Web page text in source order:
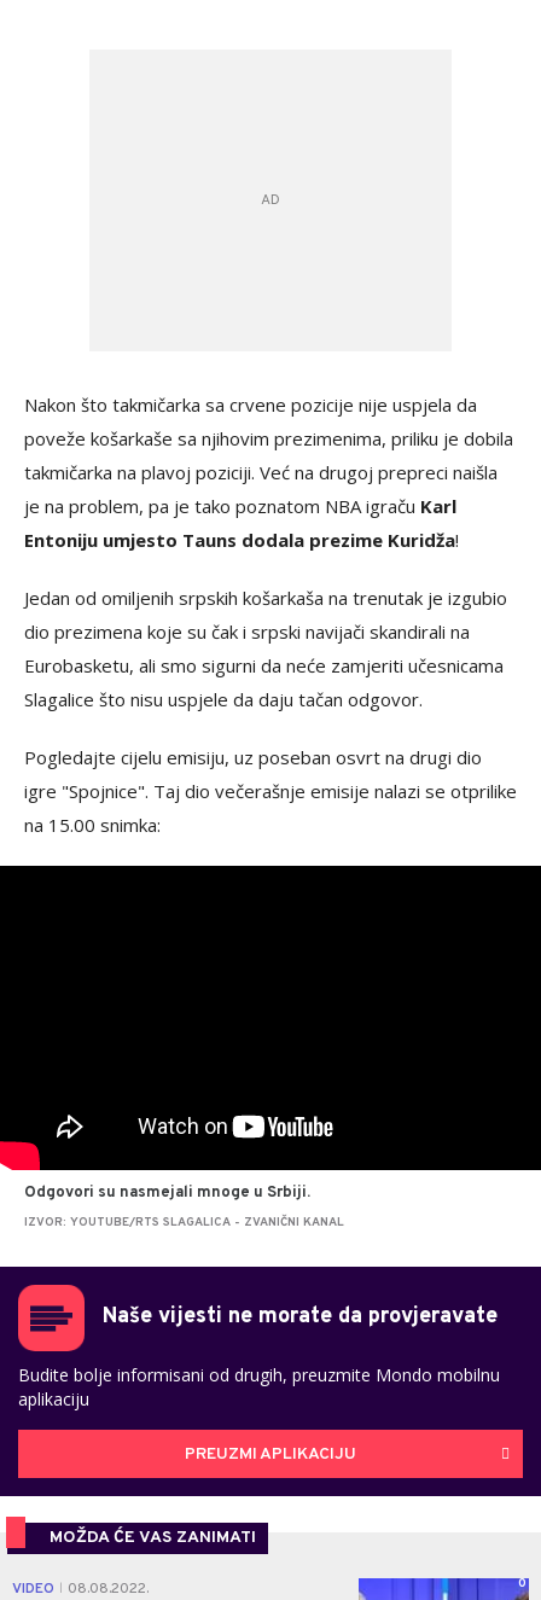
Nakon što takmičarka sa crvene pozicije nije uspjela da
poveže košarkaše sa njihovim prezimenima, priliku je dobila
takmičarka na plavoj poziciji. Već na drugoj prepreci naišla
je na problem, pa je tako poznatom NBA igraču Karl
Entoniju umjesto Tauns dodala prezime Kuridža!
Jedan od omiljenih srpskih košarkaša na trenutak je izgubio
dio prezimena koje su čak i srpski navijači skandirali na
Eurobasketu, ali smo sigurni da neće zamjeriti učesnicama
Slagalice što nisu uspjele da daju tačan odgovor.
Pogledajte cijelu emisiju, uz poseban osvrt na drugi dio
igre "Spojnice". Taj dio večerašnje emisije nalazi se otprilike
na 15.00 snimka:
Odgovori su nasmejali mnoge u Srbiji.
IZVOR: YOUTUBE/RTS SLAGALICA - ZVANIČNI KANAL
Naše vijesti ne morate da provjeravate
Budite bolje informisani od drugih, preuzmite Mondo mobilnu
aplikaciju
PREUZMI APLIKACIJU
MOŽDA ĆE VAS ZANIMATI
VIDEO 08.08.2022. 0